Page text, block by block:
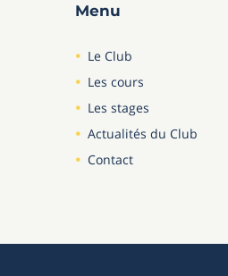
Menu
Le Club
Les cours
Les stages
Actualités du Club
Contact